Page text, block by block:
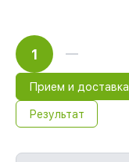
1
Прием и доставка
Результат